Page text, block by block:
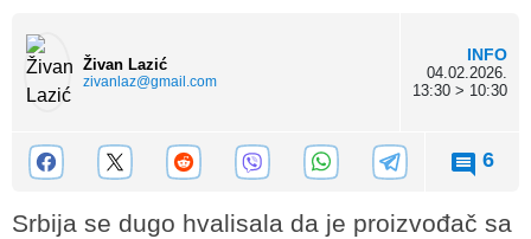
Živan Lazić
zivanlaz@gmail.com
INFO
04.02.2026.
13:30 > 10:30
6
Srbija se dugo hvalisala da je proizvođač sa